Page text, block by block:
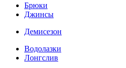
Брюки
Джинсы
Демисезон
Водолазки
Лонгслив